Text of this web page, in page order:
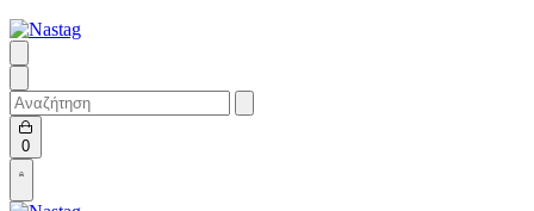
Search
for:
0Open
cart
Open
details